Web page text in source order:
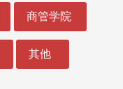
商管学院
其他